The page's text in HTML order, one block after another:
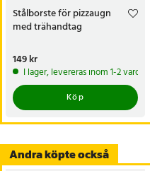
Stålborste för pizzaugn
med trähandtag
Pris:149 kr
149 kr
I lager, levereras inom 1-2 vardagar
Köp
Andra köpte också